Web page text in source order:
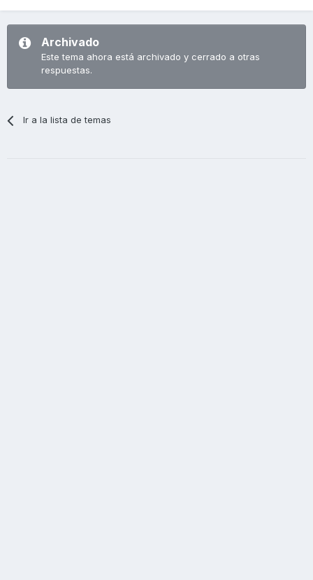
Archivado
Este tema ahora está archivado y cerrado a otras
respuestas.
Ir a la lista de temas